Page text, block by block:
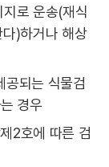
로 운송(재식
)하거나 해상
공되는 식물검
경우
2호에 따른 검